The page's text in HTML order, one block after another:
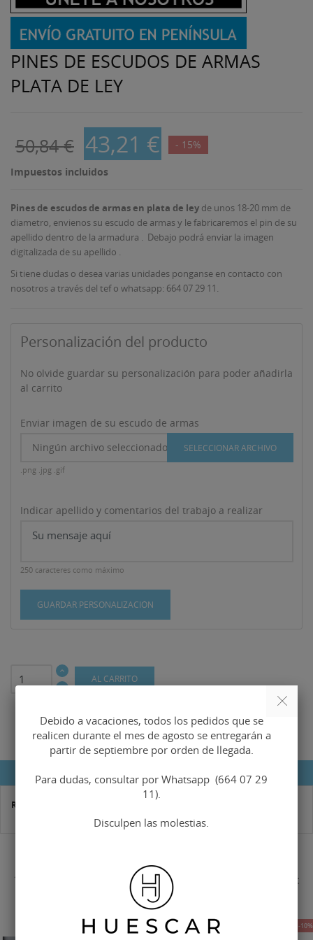
PINES DE ESCUDOS DE ARMAS
PLATA DE LEY
50,84 € 43,21 € - 15%
Impuestos incluidos
Pines de escudos de armas en plata de ley de unos 18-20 mm de
diametro, envienos su escudo de armas y le fabricaremos el pin de su
apellido dentro de la armadura . Debajo podrá enviar la imagen
digitalizada de su apellido .
Si tiene dudas o desea varias unidades ponganse en contacto con
nosotros a través del tef o whatsapp: 664 07 29 11.
Personalización del producto
No olvide guardar su personalización para poder añadirla
al carrito
Enviar imagen de su escudo de armas
Ningún archivo seleccionado
SELECCIONAR ARCHIVO
.png .jpg .gif
Indicar apellido y comentarios del trabajo a realizar
250 caracteres como máximo
GUARDAR PERSONALIZACIÓN
AL CARRITO
DETALLES DEL PRODUCTO
Referencia
16 OTROS PRODUCTOS EN LA MISMA CATEGORÍA:
-15% -10%
Debido a vacaciones, todos los pedidos que se
realicen durante el mes de agosto se entregarán a
partir de septiembre por orden de llegada.
Para dudas, consultar por Whatsapp (664 07 29
11).
Disculpen las molestias.